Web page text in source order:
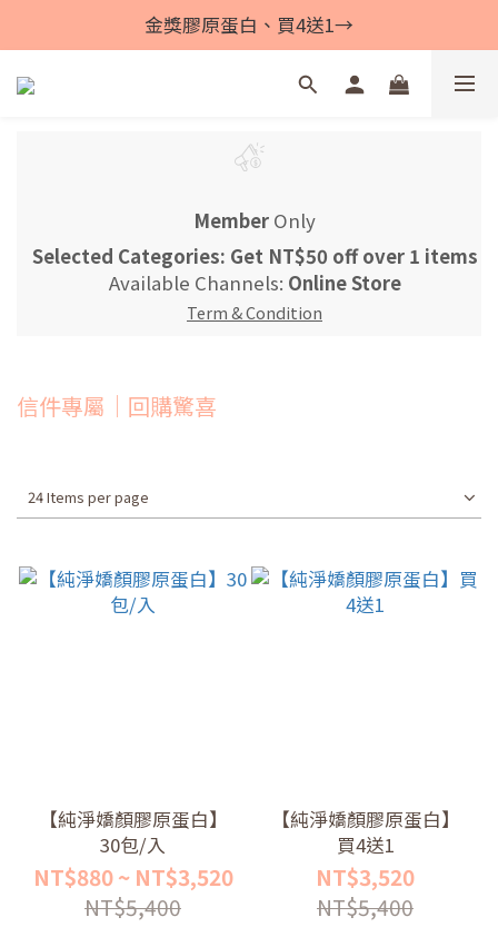
金獎膠原蛋白、買4送1→
Member Only
Selected Categories: Get NT$50 off over 1 items
Available Channels: Online Store
Term & Condition
信件專屬｜回購驚喜
24 Items per page
【純淨嬌顏膠原蛋白】
30包/入
NT$880 ~ NT$3,520
NT$5,400
【純淨嬌顏膠原蛋白】
買4送1
NT$3,520
NT$5,400